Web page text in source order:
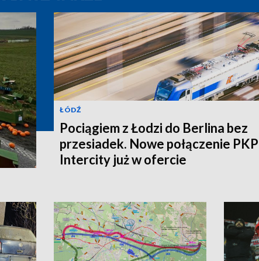
ŁÓDŹ
Pociągiem z Łodzi do Berlina bez
przesiadek. Nowe połączenie PKP
Intercity już w ofercie